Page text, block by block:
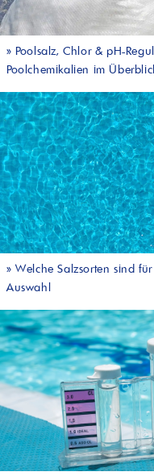
» Poolsalz, Chlor & pH-
Poolchemikalien im
» Welche Salzsorten sind
Auswahl